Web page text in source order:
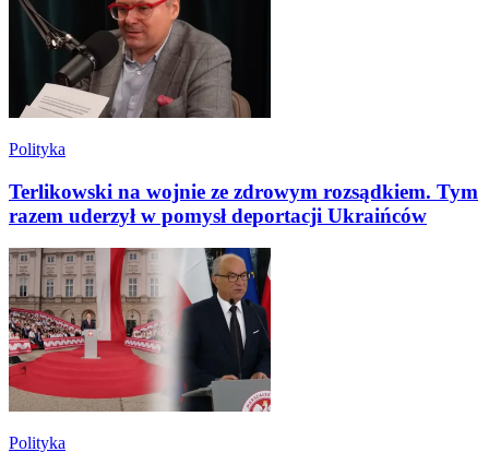
Polityka
Terlikowski na wojnie ze zdrowym rozsądkiem. Tym
razem uderzył w pomysł deportacji Ukraińców
Polityka